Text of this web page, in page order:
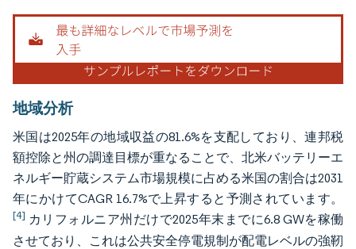
地域分析
米国は2025年の地域収益の81.6%を支配しており、連邦税
額控除と州の調達目標が重なることで、北米バッテリーエ
ネルギー貯蔵システム市場規模に占める米国の割合は2031
年にかけてCAGR 16.7%で上昇すると予測されています。
[4] カリフォルニア州だけで2025年末までに6.8 GWを稼働
させており、これは公共安全停電規制が配電レベルの強靭